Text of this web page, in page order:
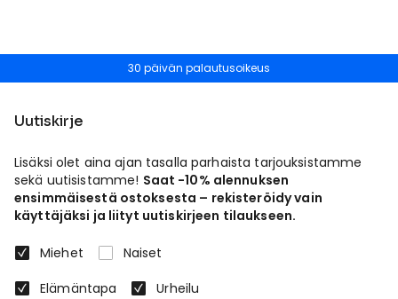
30 päivän palautusoikeus
Uutiskirje
Lisäksi olet aina ajan tasalla parhaista tarjouksistamme
sekä uutisistamme! Saat -10% alennuksen
ensimmäisestä ostoksesta – rekisteröidy vain
käyttäjäksi ja liityt uutiskirjeen tilaukseen.
Miehet
Naiset
Elämäntapa
Urheilu